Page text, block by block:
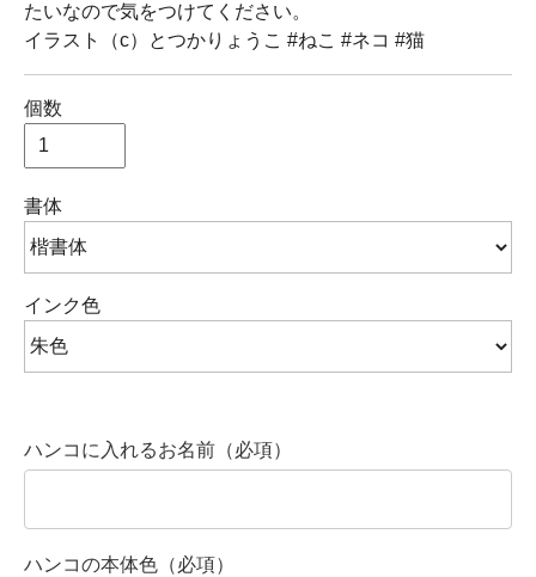
たいなので気をつけてください。
イラスト（c）とつかりょうこ #ねこ #ネコ #猫
個数
書体
インク色
ハンコに入れるお名前（必項）
ハンコの本体色（必項）